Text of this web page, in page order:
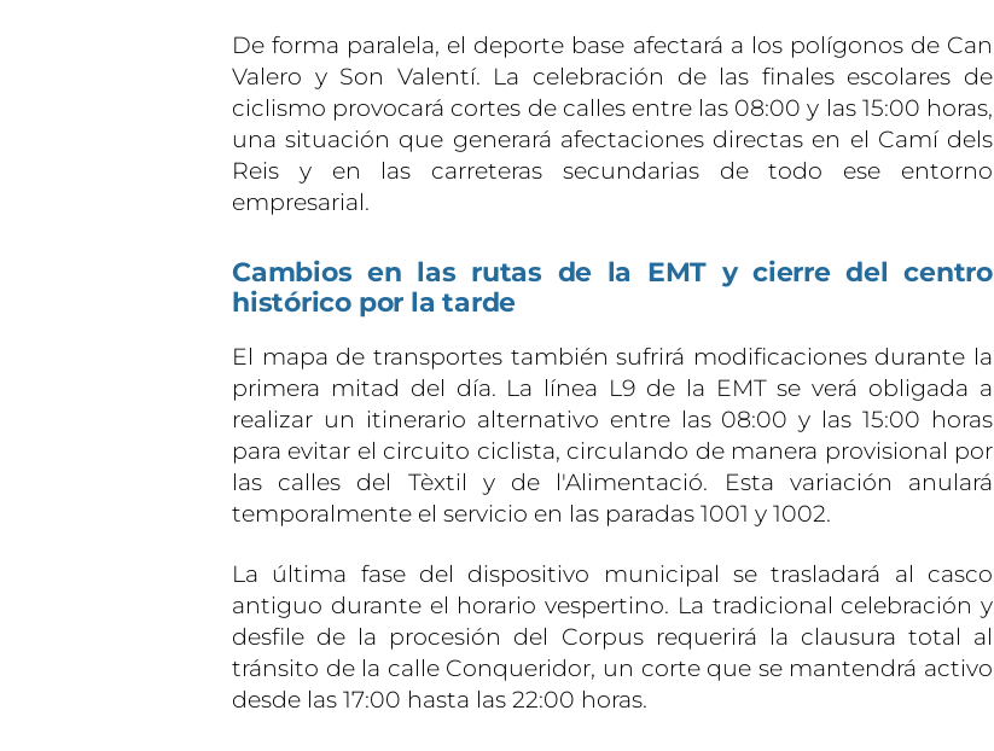
De forma paralela, el deporte base afectará a los polígonos de Can
Valero y Son Valentí. La celebración de las finales escolares de
ciclismo provocará cortes de calles entre las 08:00 y las 15:00 horas,
una situación que generará afectaciones directas en el Camí dels
Reis y en las carreteras secundarias de todo ese entorno
empresarial.
Cambios en las rutas de la EMT y cierre del centro
histórico por la tarde
El mapa de transportes también sufrirá modificaciones durante la
primera mitad del día. La línea L9 de la EMT se verá obligada a
realizar un itinerario alternativo entre las 08:00 y las 15:00 horas
para evitar el circuito ciclista, circulando de manera provisional por
las calles del Tèxtil y de l'Alimentació. Esta variación anulará
temporalmente el servicio en las paradas 1001 y 1002.
La última fase del dispositivo municipal se trasladará al casco
antiguo durante el horario vespertino. La tradicional celebración y
desfile de la procesión del Corpus requerirá la clausura total al
tránsito de la calle Conqueridor, un corte que se mantendrá activo
desde las 17:00 hasta las 22:00 horas.